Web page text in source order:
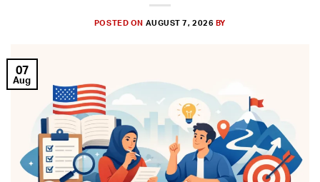
POSTED ON AUGUST 7, 2026 BY
07
Aug